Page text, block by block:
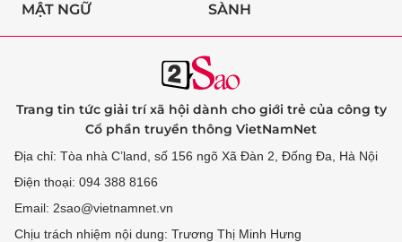
MẬT NGỮ SÀNH
Trang tin tức giải trí xã hội dành cho giới trẻ của công ty
Cổ phần truyền thông VietNamNet
Địa chỉ: Tòa nhà C’land, số 156 ngõ Xã Đàn 2, Đống Đa, Hà Nội
Điện thoại: 094 388 8166
Email: 2sao@vietnamnet.vn
Chịu trách nhiệm nội dung: Trương Thị Minh Hưng